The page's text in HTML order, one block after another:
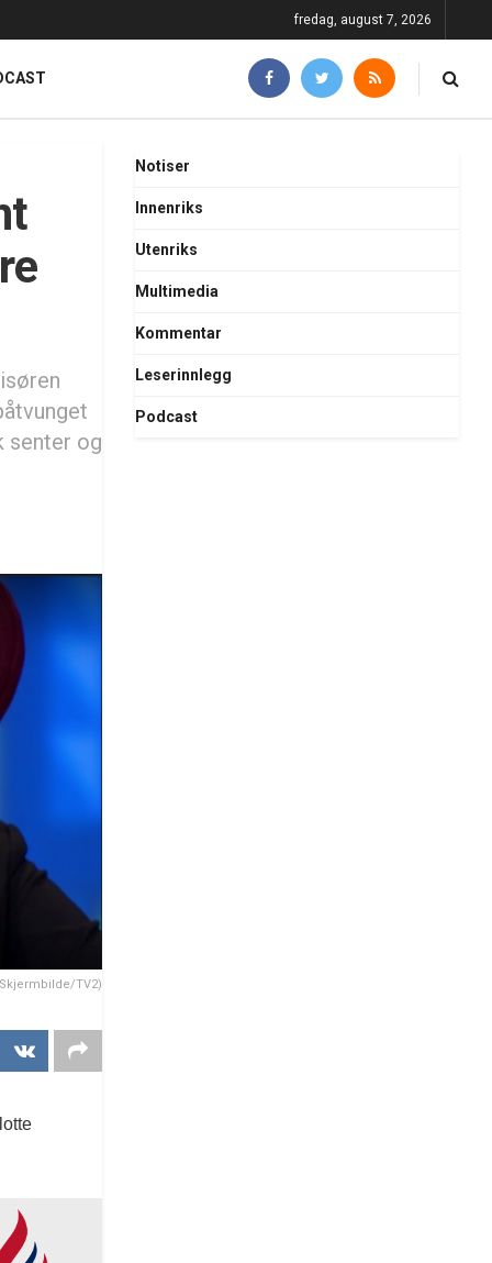
fredag, august 7, 2026
senter og
TV2)
Notiser
Innenriks
Utenriks
Multimedia
Kommentar
Leserinnlegg
Podcast